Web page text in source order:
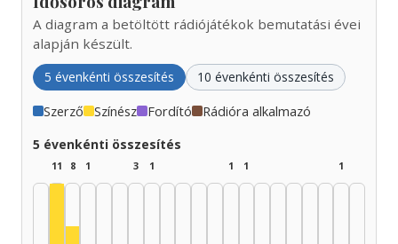
A diagram a betöltött rádiójátékok bemutatási évei
alapján készült.
5 évenkénti összesítés 10 évenkénti összesítés
Szerző Színész Fordító Rádióra alkalmazó
5 évenkénti összesítés
11 8 1 3 1 1 1 1